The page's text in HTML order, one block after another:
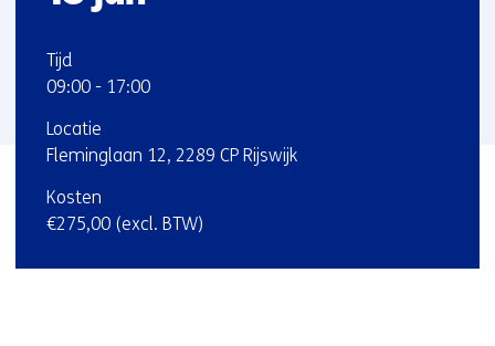
Tijd
09:00 - 17:00
Locatie
Fleminglaan 12, 2289 CP Rijswijk
Kosten
€275,00 (excl. BTW)